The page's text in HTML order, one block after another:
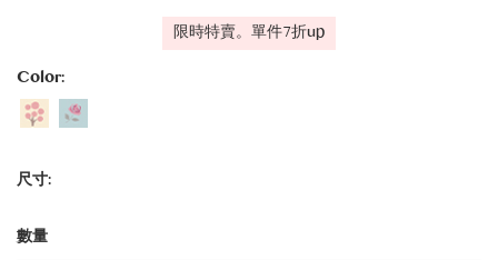
限時特賣。單件7折up
Color:
尺寸:
數量